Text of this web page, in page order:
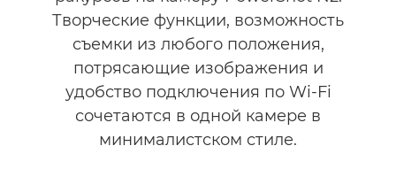
Творческие функции, возможность
съемки из любого положения,
потрясающие изображения и
удобство подключения по Wi-Fi
сочетаются в одной камере в
минималистском стиле.